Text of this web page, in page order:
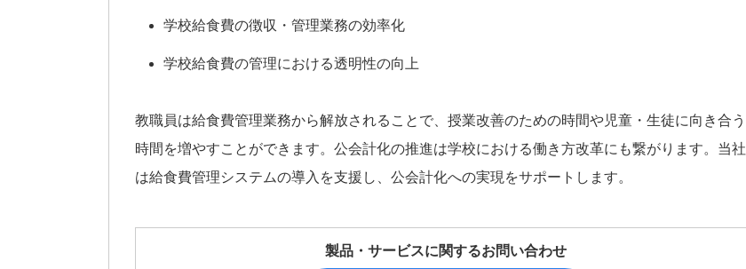
学校給食費の徴収・管理業務の効率化
学校給食費の管理における透明性の向上
教職員は給食費管理業務から解放されることで、授業改善のための時間や児童・生徒に向き合う
時間を増やすことができます。公会計化の推進は学校における働き方改革にも繋がります。当社
は給食費管理システムの導入を支援し、公会計化への実現をサポートします。
製品・サービスに関するお問い合わせ